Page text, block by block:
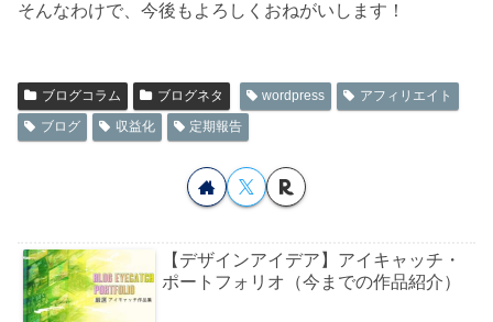
そんなわけで、今後もよろしくおねがいします！
ブログコラム ブログネタ wordpress
アフィリエイト
ブログ
収益化 定期報告
【デザインアイデア】アイキャッチ・
ポートフォリオ（今までの作品紹介）